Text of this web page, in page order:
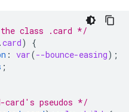
class .card */
.card)
{
: var(--bounce-easing);
;
pseudos */